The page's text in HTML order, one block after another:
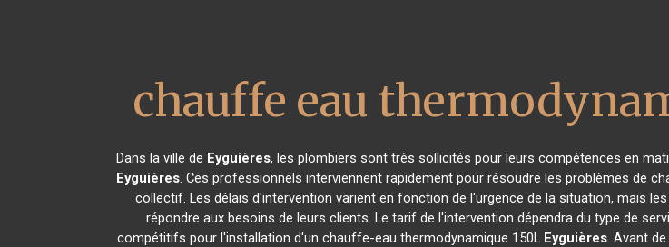
chauffe eau
Dans la ville de Eyguières, les plombiers sont très sollicités pour leurs compétences en
Eyguières. Ces professionnels interviennent rapidement pour résoudre les problèmes de
collectif. Les délais d'intervention varient en fonction de l'urgence de la situation, mais
répondre aux besoins de leurs clients. Le tarif de l'intervention dépendra du type de
compétitifs pour l'installation d'un chauffe-eau thermodynamique 150L Eyguières. Avant